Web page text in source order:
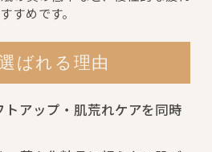
すめです。
ばれる理由
アップ・肌荒れケアを同時